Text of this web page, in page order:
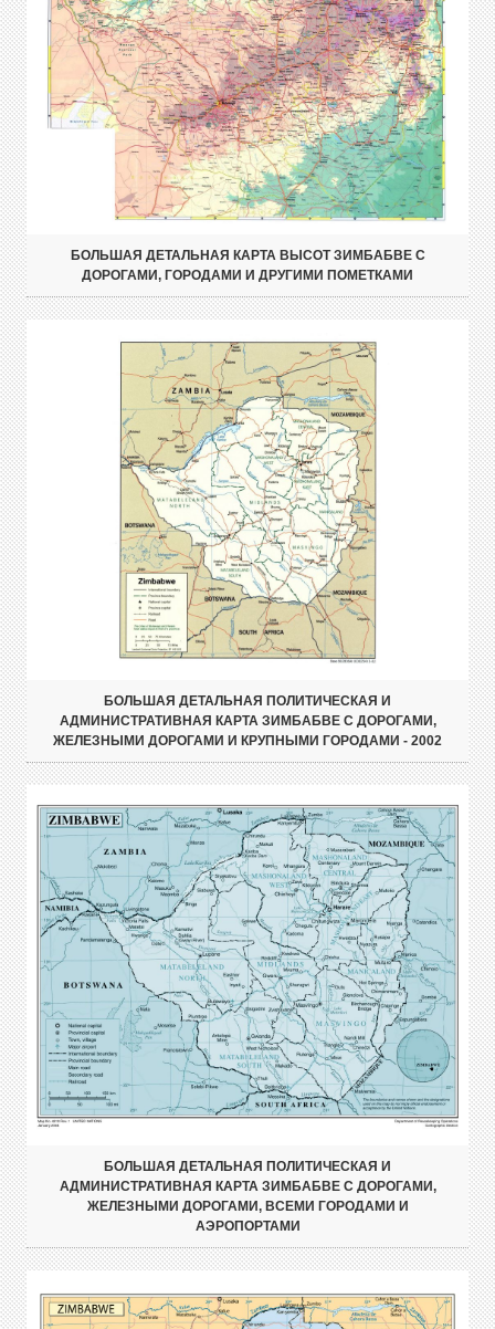
БОЛЬШАЯ ДЕТАЛЬНАЯ КАРТА ВЫСОТ ЗИМБАБВЕ С
ДОРОГАМИ, ГОРОДАМИ И ДРУГИМИ ПОМЕТКАМИ
БОЛЬШАЯ ДЕТАЛЬНАЯ ПОЛИТИЧЕСКАЯ И
АДМИНИСТРАТИВНАЯ КАРТА ЗИМБАБВЕ С ДОРОГАМИ,
ЖЕЛЕЗНЫМИ ДОРОГАМИ И КРУПНЫМИ ГОРОДАМИ - 2002
БОЛЬШАЯ ДЕТАЛЬНАЯ ПОЛИТИЧЕСКАЯ И
АДМИНИСТРАТИВНАЯ КАРТА ЗИМБАБВЕ С ДОРОГАМИ,
ЖЕЛЕЗНЫМИ ДОРОГАМИ, ВСЕМИ ГОРОДАМИ И
АЭРОПОРТАМИ